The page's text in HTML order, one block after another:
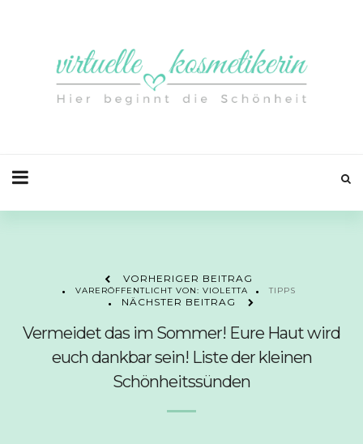
VORHERIGER BEITRAG
VARERÖFFENTLICHT VON: VIOLETTA TIPPS
NÄCHSTER BEITRAG
Vermeidet das im Sommer! Eure Haut wird
euch dankbar sein! Liste der kleinen
Schönheitssünden